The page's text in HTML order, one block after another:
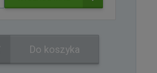
Do koszyka